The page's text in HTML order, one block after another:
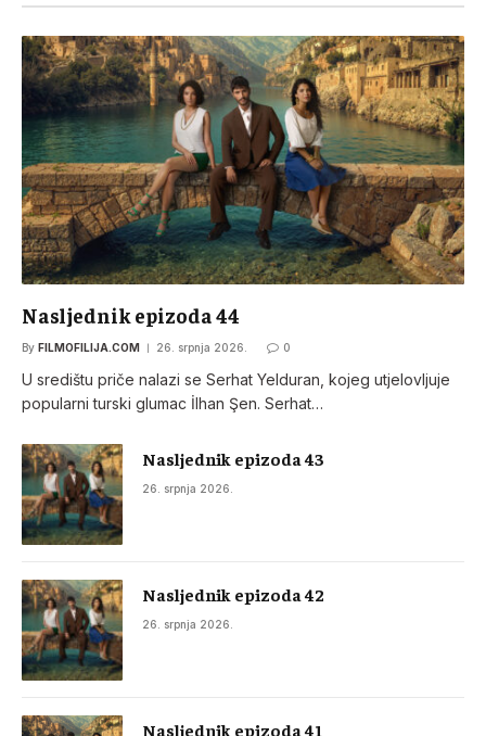
Nasljednik epizoda 44
By FILMOFILIJA.COM 26. srpnja 2026. 0
U središtu priče nalazi se Serhat Yelduran, kojeg utjelovljuje
popularni turski glumac İlhan Şen. Serhat…
Nasljednik epizoda 43
26. srpnja 2026.
Nasljednik epizoda 42
26. srpnja 2026.
Nasljednik epizoda 41